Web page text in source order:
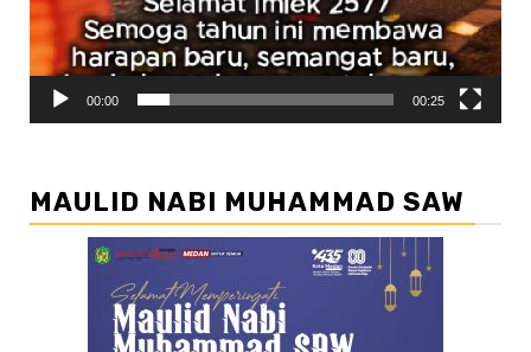
00:00 00:25
MAULID NABI MUHAMMAD SAW